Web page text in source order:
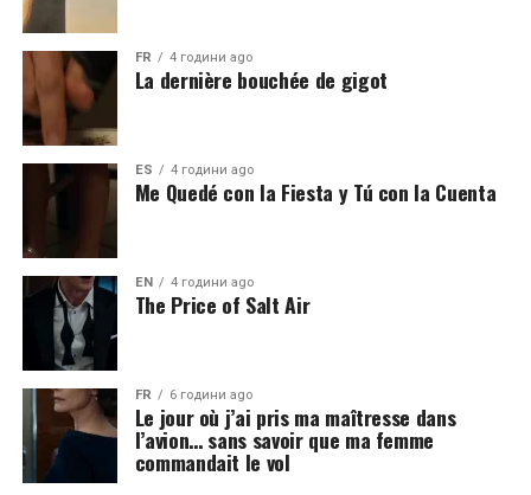
FR 4 години ago
La dernière bouchée de gigot
ES 4 години ago
Me Quedé con la Fiesta y Tú con la Cuenta
EN 4 години ago
The Price of Salt Air
FR 6 години ago
Le jour où j’ai pris ma maîtresse dans
l’avion… sans savoir que ma femme
commandait le vol